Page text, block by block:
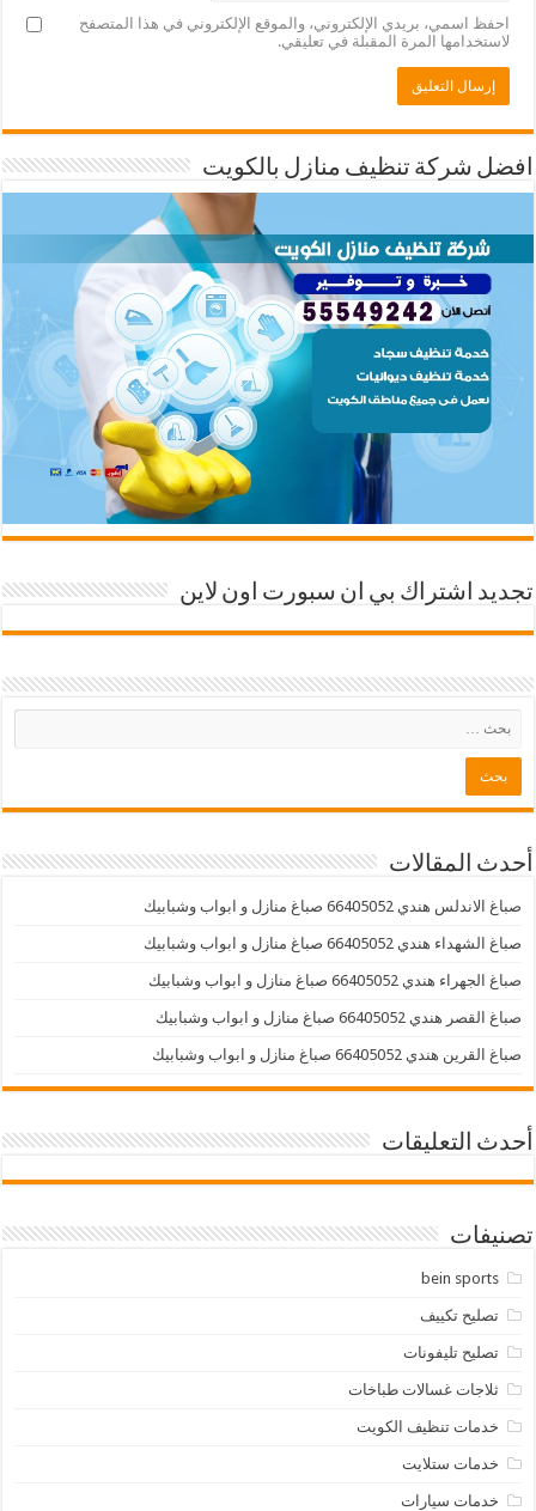
احفظ اسمي، بريدي الإلكتروني، والموقع الإلكتروني في هذا المتصفح
لاستخدامها المرة المقبلة في تعليقي.
افضل شركة تنظيف منازل بالكويت
تجديد اشتراك بي ان سبورت اون لاين
أحدث المقالات
صباغ الاندلس هندي 66405052 صباغ منازل و ابواب وشبابيك
صباغ الشهداء هندي 66405052 صباغ منازل و ابواب وشبابيك
صباغ الجهراء هندي 66405052 صباغ منازل و ابواب وشبابيك
صباغ القصر هندي 66405052 صباغ منازل و ابواب وشبابيك
صباغ القرين هندي 66405052 صباغ منازل و ابواب وشبابيك
أحدث التعليقات
تصنيفات
bein sports
تصليح تكييف
تصليح تليفونات
ثلاجات غسالات طباخات
خدمات تنظيف الكويت
خدمات ستلايت
خدمات سيارات